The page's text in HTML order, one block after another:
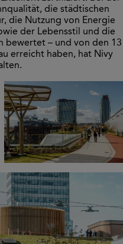
die städtischen
die Nutzung von Energie
der Lebensstil und die
bewertet – und von den 13
erreicht haben, hat Nivy